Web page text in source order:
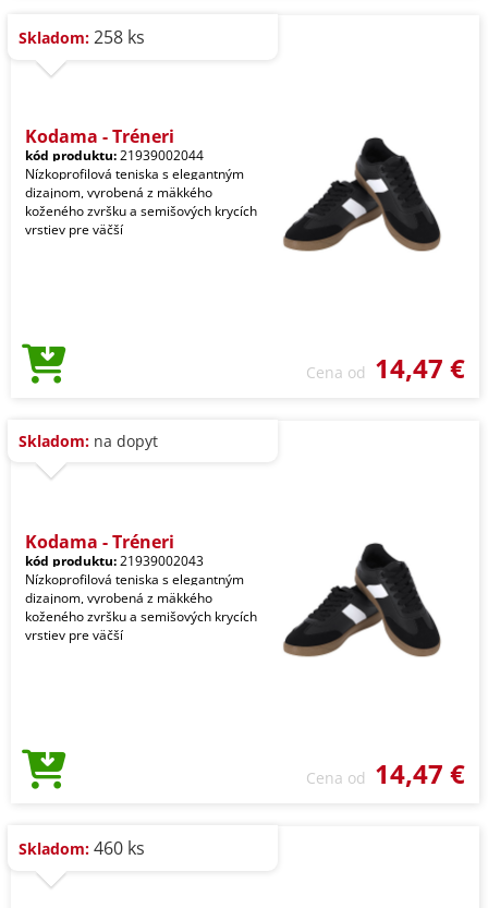
Skladom: 258 ks
Kodama - Tréneri
kód produktu:21939002044
Nízkoprofilová teniska s elegantným
dizajnom, vyrobená z mäkkého
koženého zvršku a semišových krycích
vrstiev pre väčší
Cena od 14,47 €
Skladom: na dopyt
Kodama - Tréneri
kód produktu:21939002043
Nízkoprofilová teniska s elegantným
dizajnom, vyrobená z mäkkého
koženého zvršku a semišových krycích
vrstiev pre väčší
Cena od 14,47 €
Skladom: 460 ks